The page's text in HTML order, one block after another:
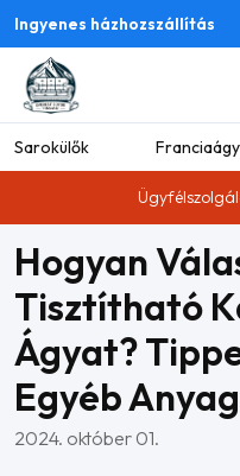
Ingyenes házhozszállítás
Sarokülők
Hogyan
Tisztítható
Ágyat?
Egyéb
2024. október 01.